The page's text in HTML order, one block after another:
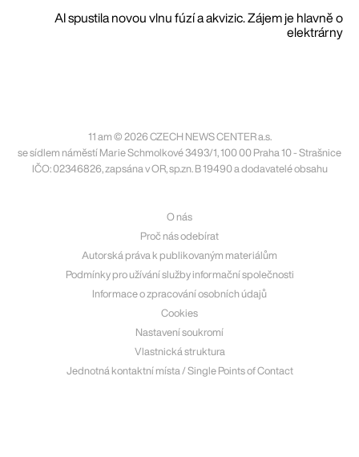
AI spustila novou vlnu fúzí a akvizic. Zájem je hlavně o
elektrárny
11 am © 2026 CZECH NEWS CENTER a.s.
se sídlem náměstí Marie Schmolkové 3493/1, 100 00 Praha 10 - Strašnice
IČO: 02346826, zapsána v OR, sp.zn. B 19490 a dodavatelé obsahu
O nás
Proč nás odebírat
Autorská práva k publikovaným materiálům
Podmínky pro užívání služby informační společnosti
Informace o zpracování osobních údajů
Cookies
Nastavení soukromí
Vlastnická struktura
Jednotná kontaktní místa / Single Points of Contact